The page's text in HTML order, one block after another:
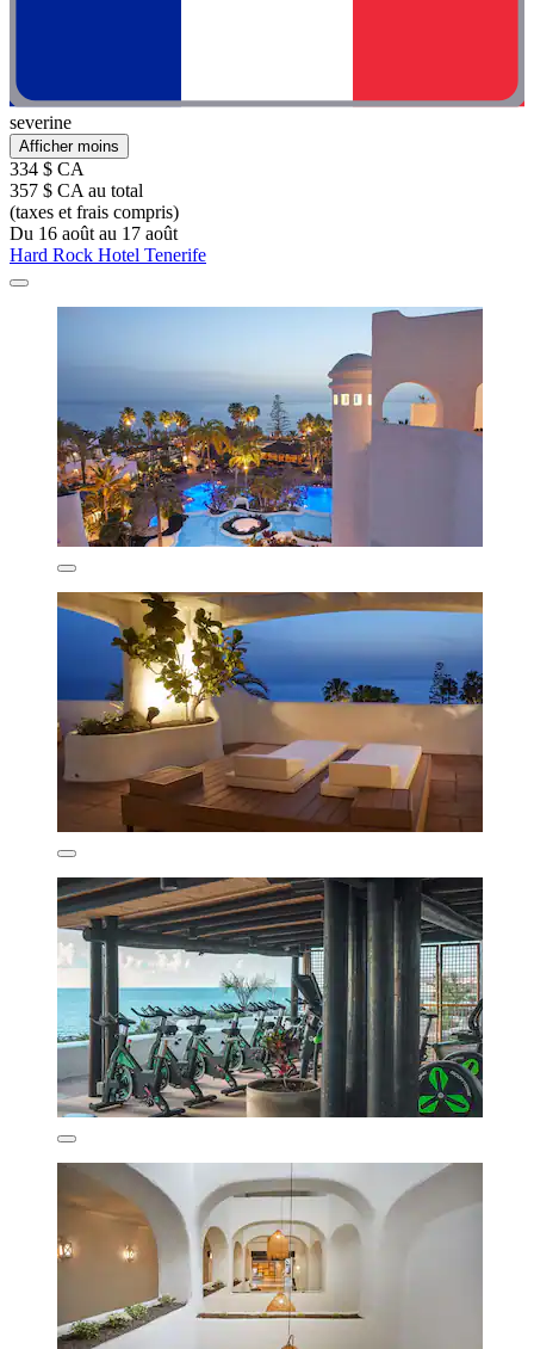
severine
Afficher moins
334 $ CA
357 $ CA au total
(taxes et frais compris)
Du 16 août au 17 août
Hard Rock Hotel Tenerife